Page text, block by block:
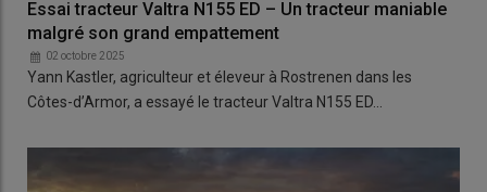
Essai tracteur Valtra N155 ED – Un tracteur maniable
malgré son grand empattement
02 octobre 2025
Yann Kastler, agriculteur et éleveur à Rostrenen dans les
Côtes-d’Armor, a essayé le tracteur Valtra N155 ED…